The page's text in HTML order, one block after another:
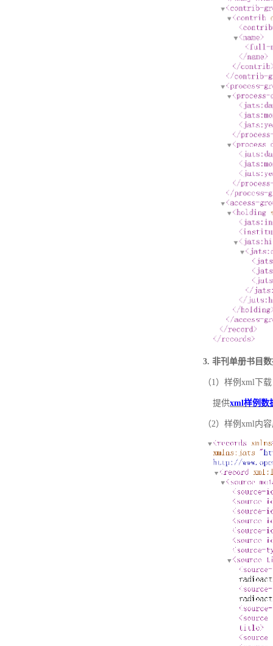
3. 非刊单册书目
（1）样例xml下载
提供xml样例数
（2）样例xml内